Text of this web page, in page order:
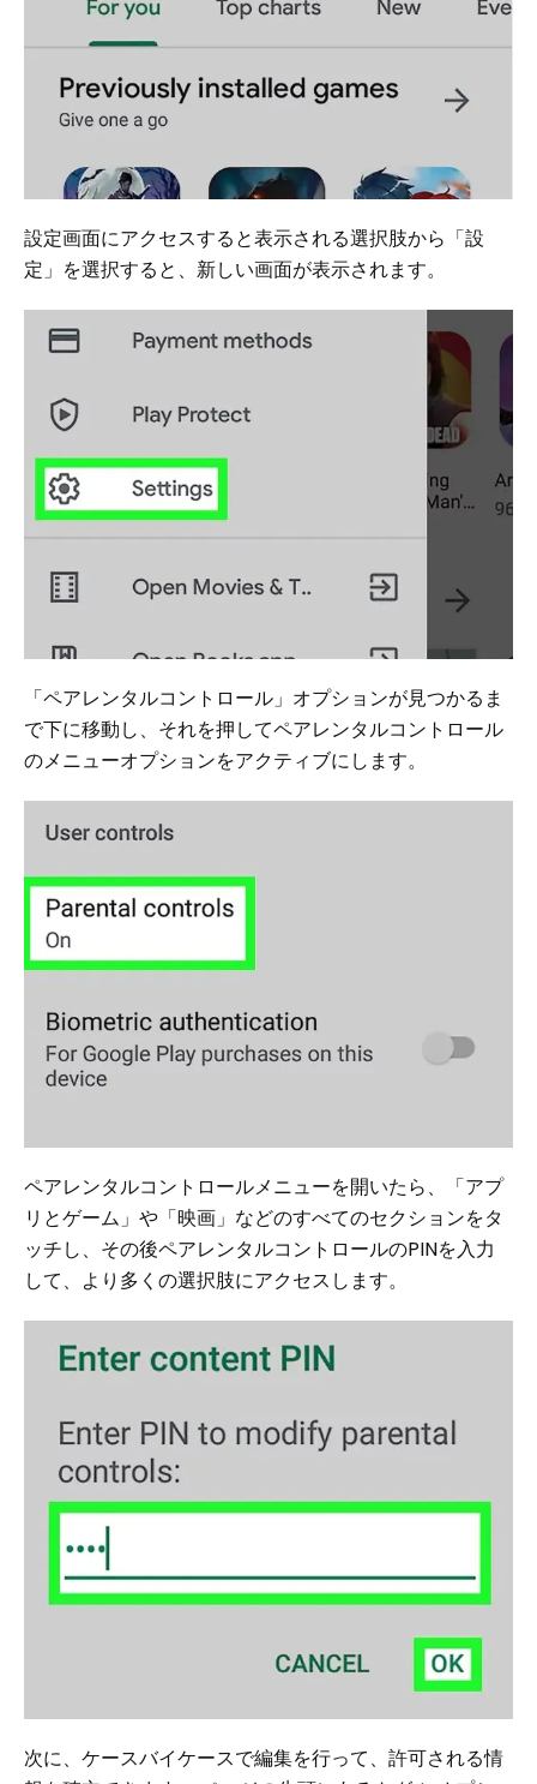
設定画面にアクセスすると表示される選択肢から「設
定」を選択すると、新しい画面が表示されます。
「ペアレンタルコントロール」オプションが見つかるま
で下に移動し、それを押してペアレンタルコントロール
のメニューオプションをアクティブにします。
ペアレンタルコントロールメニューを開いたら、「アプ
リとゲーム」や「映画」などのすべてのセクションをタ
ッチし、その後ペアレンタルコントロールのPINを入力
して、より多くの選択肢にアクセスします。
次に、ケースバイケースで編集を行って、許可される情